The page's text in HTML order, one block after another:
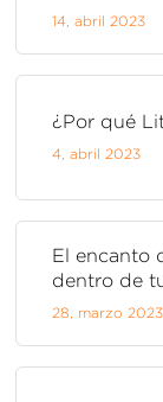
14,abril 2023
¿Por qué
4,abril 2023
El encanto
dentro de
28, marzo 2023